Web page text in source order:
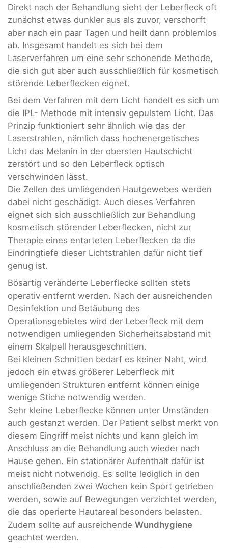
Direkt nach der Behandlung sieht der Leberfleck oft
zunächst etwas dunkler aus als zuvor, verschorft
aber nach ein paar Tagen und heilt dann problemlos
ab. Insgesamt handelt es sich bei dem
Laserverfahren um eine sehr schonende Methode,
die sich gut aber auch ausschließlich für kosmetisch
störende Leberflecken eignet.
Bei dem Verfahren mit dem Licht handelt es sich um
die IPL- Methode mit intensiv gepulstem Licht. Das
Prinzip funktioniert sehr ähnlich wie das der
Laserstrahlen, nämlich dass hochenergetisches
Licht das Melanin in der obersten Hautschicht
zerstört und so den Leberfleck optisch
verschwinden lässt.
Die Zellen des umliegenden Hautgewebes werden
dabei nicht geschädigt. Auch dieses Verfahren
eignet sich sich ausschließlich zur Behandlung
kosmetisch störender Leberflecken, nicht zur
Therapie eines entarteten Leberflecken da die
Eindringtiefe dieser Lichtstrahlen dafür nicht tief
genug ist.
Bösartig veränderte Leberflecke sollten stets
operativ entfernt werden. Nach der ausreichenden
Desinfektion und Betäubung des
Operationsgebietes wird der Leberfleck mit dem
notwendigen umliegenden Sicherheitsabstand mit
einem Skalpell herausgeschnitten.
Bei kleinen Schnitten bedarf es keiner Naht, wird
jedoch ein etwas größerer Leberfleck mit
umliegenden Strukturen entfernt können einige
wenige Stiche notwendig werden.
Sehr kleine Leberflecke können unter Umständen
auch gestanzt werden. Der Patient selbst merkt von
diesem Eingriff meist nichts und kann gleich im
Anschluss an die Behandlung auch wieder nach
Hause gehen. Ein stationärer Aufenthalt dafür ist
meist nicht notwendig. Es sollte lediglich in den
anschließenden zwei Wochen kein Sport getrieben
werden, sowie auf Bewegungen verzichtet werden,
die das operierte Hautareal besonders belasten.
Zudem sollte auf ausreichende Wundhygiene
geachtet werden.